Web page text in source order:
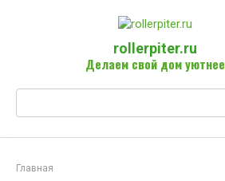
rollerpiter.ru
Делаем свой дом уютнее
Главная